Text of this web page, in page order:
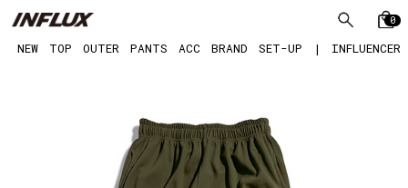
0
NEW TOP OUTER PANTS ACC BRAND SET-UP | INFLUENCER